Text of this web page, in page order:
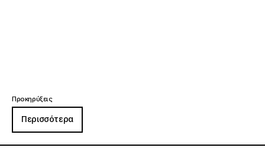
Προκηρύξεις
Περισσότερα